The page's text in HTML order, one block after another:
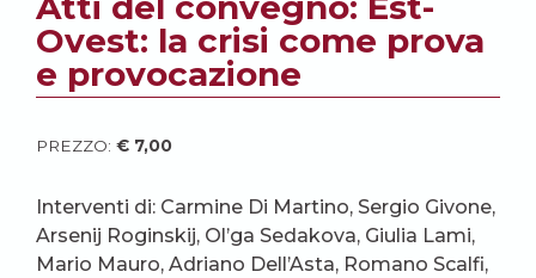
Ovest: la crisi come prova
e provocazione
PREZZO: € 7,00
Interventi di: Carmine Di Martino, Sergio Givone,
Arsenij Roginskij, Ol’ga Sedakova, Giulia Lami,
Mario Mauro, Adriano Dell’Asta, Romano Scalfi,